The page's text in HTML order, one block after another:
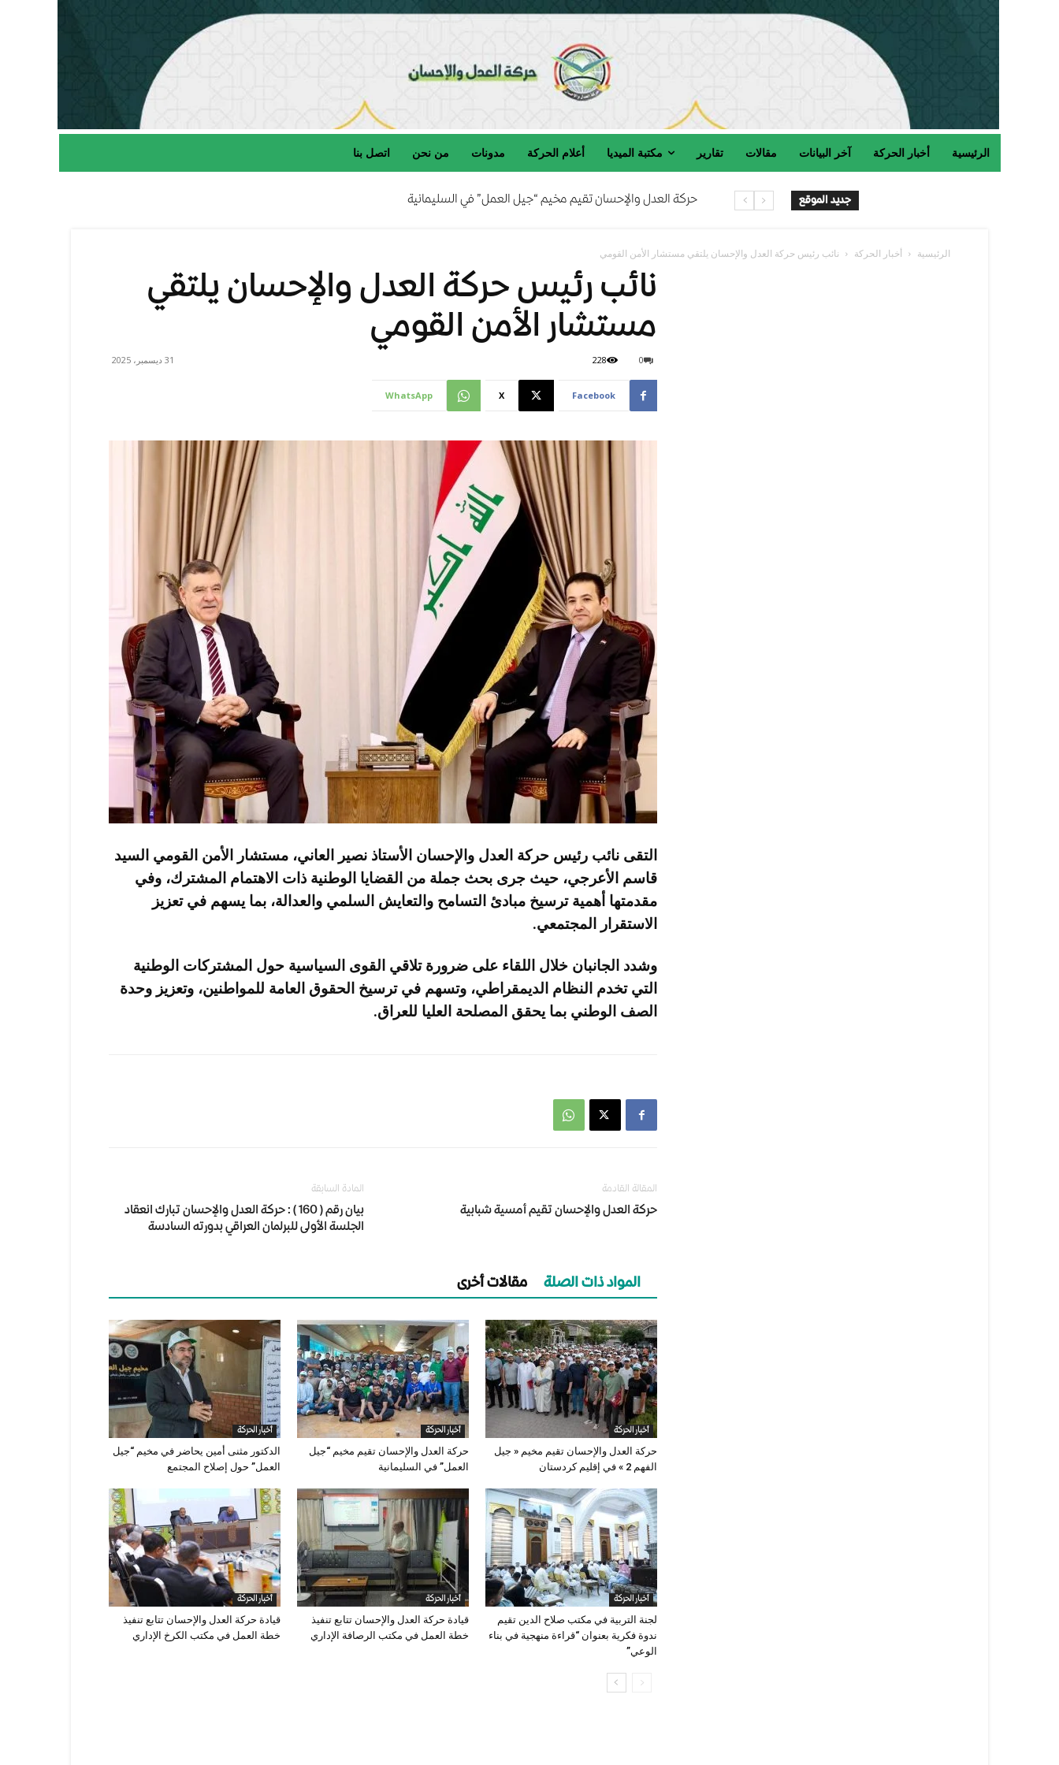
الرئيسية أخبار الحركة آخر البيانات مقالات تقارير مكتبة الميديا أعلام الحركة مدونات من نحن اتصل بنا
جديد الموقع حركة العدل والإحسان تقيم مخيم “جيل العمل” في السليمانية
الرئيسية أخبار الحركة نائب رئيس حركة العدل والإحسان يلتقي مستشار الأمن القومي
نائب رئيس حركة العدل والإحسان يلتقي
مستشار الأمن القومي
31 ديسمبر، 2025 0
228
Facebook
X
WhatsApp
التقى نائب رئيس حركة العدل والإحسان الأستاذ نصير العاني، مستشار الأمن القومي السيد
قاسم الأعرجي، حيث جرى بحث جملة من القضايا الوطنية ذات الاهتمام المشترك، وفي
مقدمتها أهمية ترسيخ مبادئ التسامح والتعايش السلمي والعدالة، بما يسهم في تعزيز
الاستقرار المجتمعي.
وشدد الجانبان خلال اللقاء على ضرورة تلاقي القوى السياسية حول المشتركات الوطنية
التي تخدم النظام الديمقراطي، وتسهم في ترسيخ الحقوق العامة للمواطنين، وتعزيز وحدة
الصف الوطني بما يحقق المصلحة العليا للعراق.
المادة السابقة
بيان رقم ( 160 ) : حركة العدل والإحسان تبارك انعقاد
الجلسة الأولى للبرلمان العراقي بدورته السادسة
المقالة القادمة
حركة العدل والإحسان تقيم أمسية شبابية
المواد ذات الصلة مقالات أخرى
أخبار الحركة
الدكتور مثنى أمين يحاضر في مخيم “جيل
العمل” حول إصلاح المجتمع
أخبار الحركة
حركة العدل والإحسان تقيم مخيم “جيل
العمل” في السليمانية
أخبار الحركة
حركة العدل والإحسان تقيم مخيم « جيل
الفهم 2 » في إقليم كردستان
أخبار الحركة
قيادة حركة العدل والإحسان تتابع تنفيذ
خطة العمل في مكتب الكرخ الإداري
أخبار الحركة
قيادة حركة العدل والإحسان تتابع تنفيذ
خطة العمل في مكتب الرصافة الإداري
أخبار الحركة
لجنة التربية في مكتب صلاح الدين تقيم
ندوة فكرية بعنوان “قراءة منهجية في بناء
الوعي”